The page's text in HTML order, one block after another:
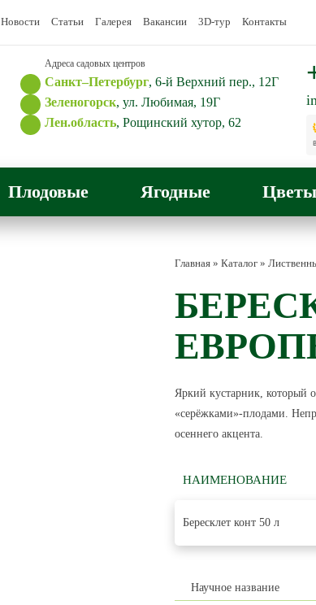
Новости Статьи Галерея Вакансии 3D-тур Контакты
Адреса садовых центров
Санкт–Петербург, 6-й Верхний пер., 12Г
Зеленогорск, ул. Любимая, 19Г
Лен.область, Рощинский хутор, 62
Плодовые Ягодные Цветы
Главная » Каталог »
Яркий кустарник, который
«серёжками»-плодами.
осеннего акцента.
НАИМЕНОВАНИЕ
Бересклет конт 50 л
Научное название